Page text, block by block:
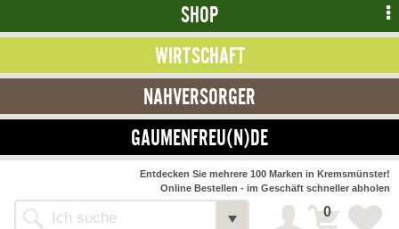
SHOP
WIRTSCHAFT
NAHVERSORGER
GAUMENFREU(N)DE
Alle Webseiten
Entdecken Sie mehrere 100 Marken in Kremsmünster!
Online Bestellen - im Geschäft schneller abholen
0